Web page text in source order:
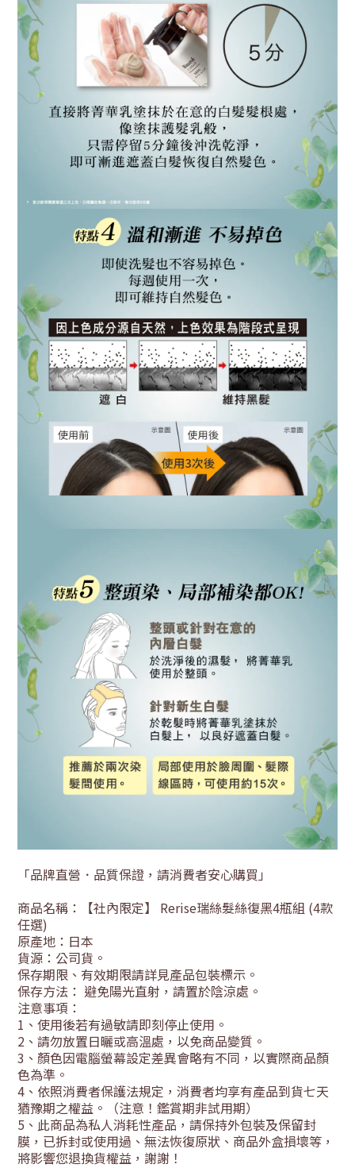
「品牌直營．品質保證，請消費者安心購買」
商品名稱：【社內限定】 Rerise瑞絲髮絲復黑4瓶組 (4款
任選)
原產地：日本
貨源：公司貨 。
保存期限、有效期限請詳見產品包裝標示。
保存方法： 避免陽光直射，請置於陰涼處。
注意事項：
1 、使用後若有過敏請即刻停止使用。
2 、請勿放置日曬或高溫處，以免商品變質。
3 、顏色因電腦螢幕設定差異會略有不同，以實際商品顏
色為準。
4 、依照消費者保護法規定，消費者均享有產品到貨七天
猶豫期之權益。（注意！鑑賞期非試用期）
5 、此商品為私人消耗性產品，請保持外包裝及保留封
膜，已拆封或使用過、無法恢復原狀、商品外盒損壞等，
將影響您退換貨權益，謝謝！